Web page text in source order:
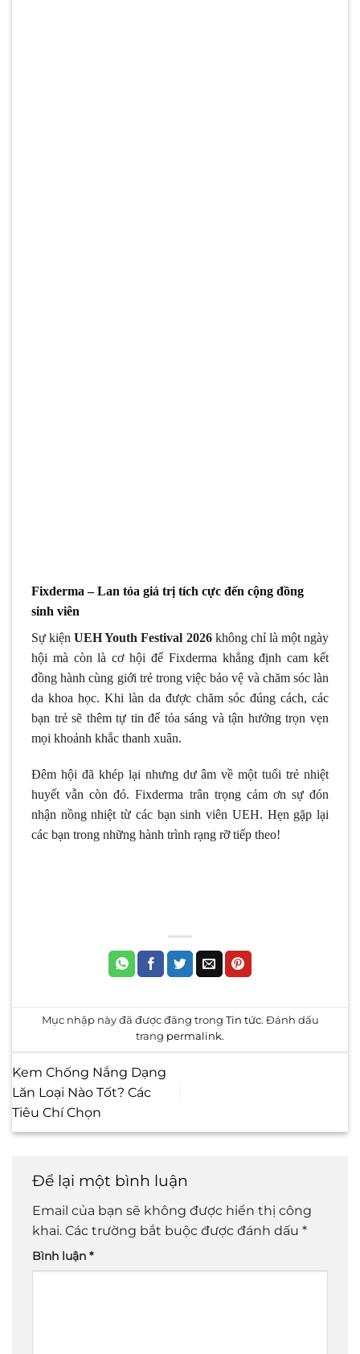
Fixderma – Lan tỏa giá trị tích cực đến cộng đồng
sinh viên
Sự kiệnUEH Youth Festival 2026không chỉ là một ngày
hội mà còn là cơ hội để Fixderma khẳng định cam kết
đồng hành cùng giới trẻ trong việc bảo vệ và chăm sóc làn
da khoa học. Khi làn da được chăm sóc đúng cách, các
bạn trẻ sẽ thêm tự tin để tỏa sáng và tận hưởng trọn vẹn
mọi khoảnh khắc thanh xuân.
Đêm hội đã khép lại nhưng dư âm về một tuổi trẻ nhiệt
huyết vẫn còn đó. Fixderma trân trọng cảm ơn sự đón
nhận nồng nhiệt từ các bạn sinh viên UEH. Hẹn gặp lại
các bạn trong những hành trình rạng rỡ tiếp theo!
Mục nhập này đã được đăng trong Tin tức. Đánh dấu
trang permalink.
Kem Chống Nắng Dạng
Lăn Loại Nào Tốt? Các
Tiêu Chí Chọn
Để lại một bình luận
Email của bạn sẽ không được hiển thị công
khai. Các trường bắt buộc được đánh dấu *
Bình luận *